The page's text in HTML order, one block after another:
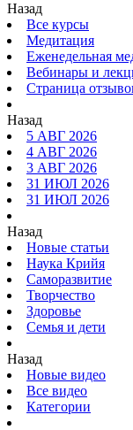
Назад
Все курсы
Медитация
Еженедельная
Вебинары и
Страница
Назад
5 АВГ 2026
4 АВГ 2026
3 АВГ 2026
31 ИЮЛ 2026
31 ИЮЛ 2026
Назад
Новые статьи
Наука Крийя
Саморазвитие
Творчество
Здоровье
Семья и дети
Назад
Новые видео
Все видео
Категории